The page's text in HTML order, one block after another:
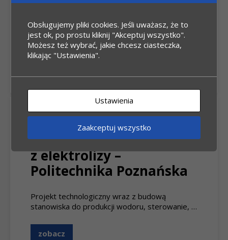
Inwestycja miała na celu wykonanie układu
hydraulicznego do dozowania ciekłego …
zobacz
Instalacja laboratoryjna
wytwarzania do wodoru
z elektrolizy –
Politechnika Poznańska
Projekt technologiczny wraz z budową
stanowiska do produkcji wodoru, sterowanie, …
zobacz
Obsługujemy pliki cookies. Jeśli uważasz, że to
jest ok, po prostu kliknij "Akceptuj wszystko".
Możesz też wybrać, jakie chcesz ciasteczka,
klikając "Ustawienia".
Ustawienia
Zaakceptuj wszystko